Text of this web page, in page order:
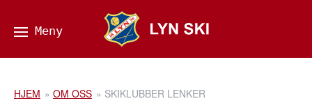
HJEM » OM OSS » SKIKLUBBER LENKER